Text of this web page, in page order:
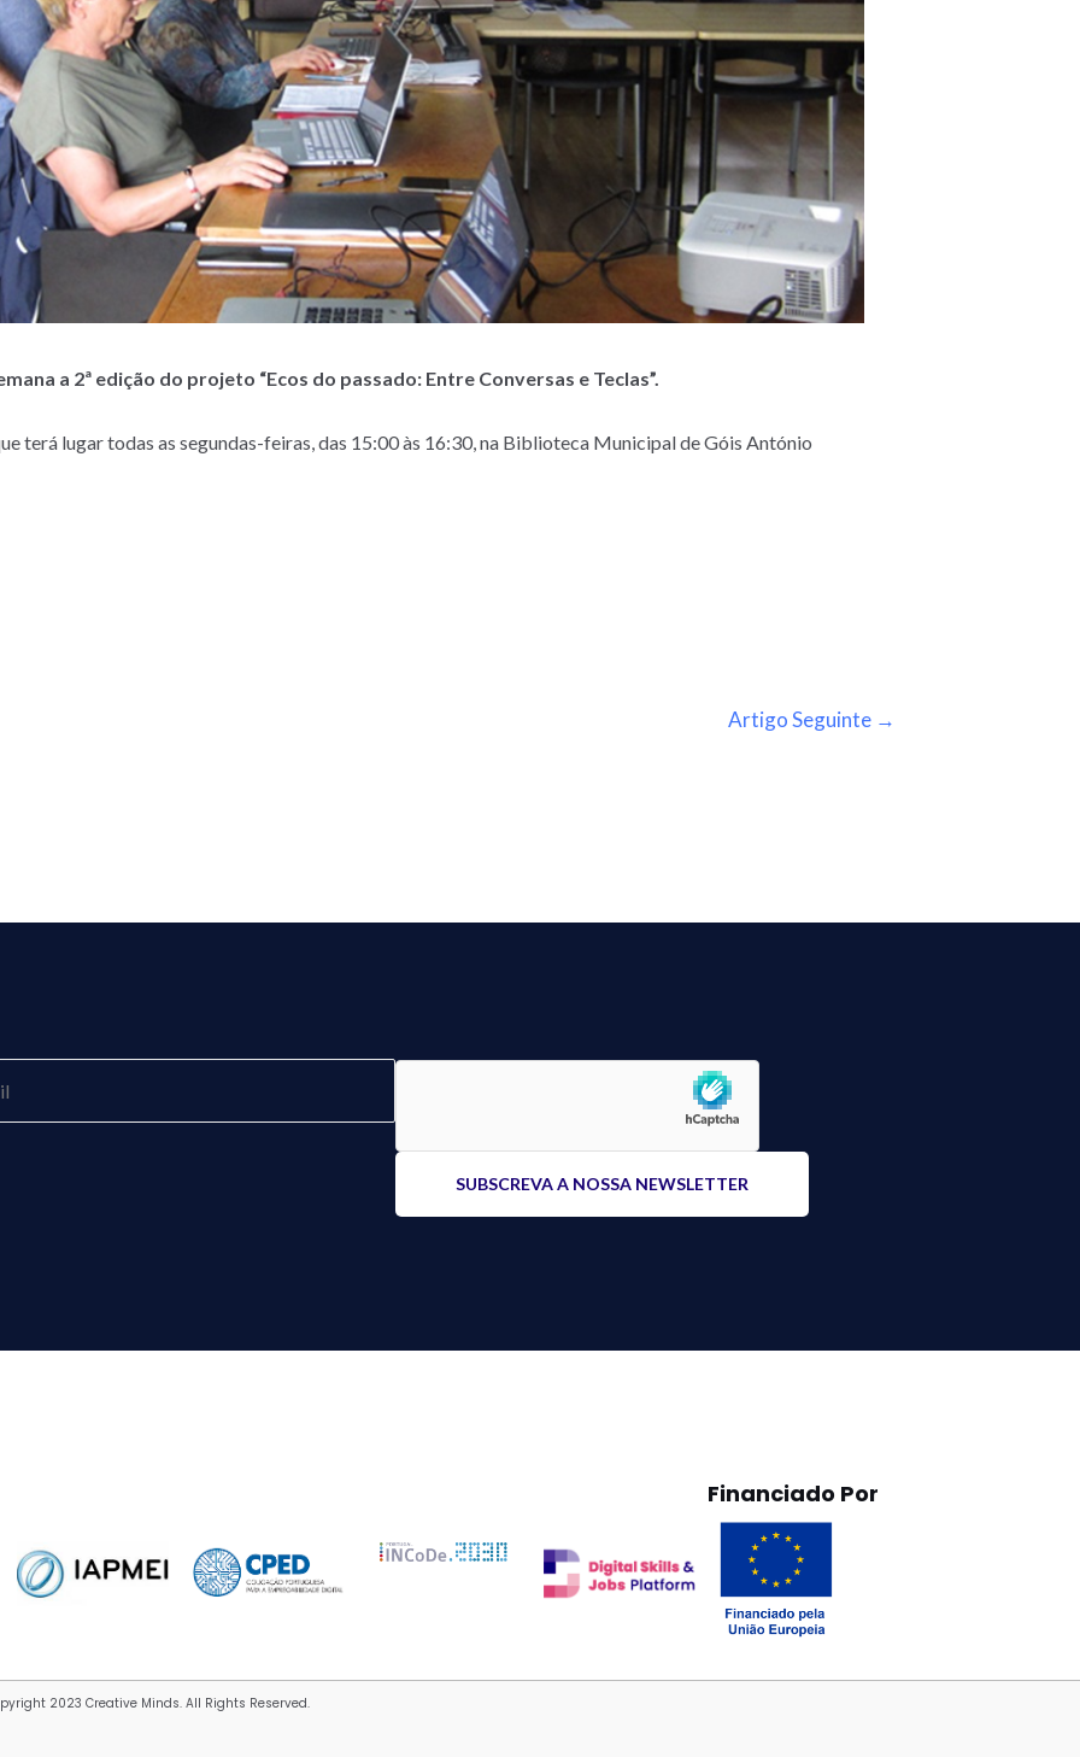
a 2ª edição do projeto “Ecos do passado: Entre Conversas e Teclas”.
terá lugar todas as segundas-feiras, das 15:00 às 16:30, na Biblioteca Municipal de Góis António
Artigo Seguinte →
Financiado Por
2023 Creative Minds. All Rights Reserved.